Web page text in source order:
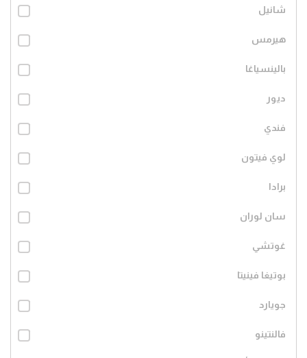
شانيل
هيرمس
بالينسياغا
ديور
فندي
لوي فيتون
برادا
سان لوران
غوتشي
بوتيغا فينيتا
جويارد
فالنتينو